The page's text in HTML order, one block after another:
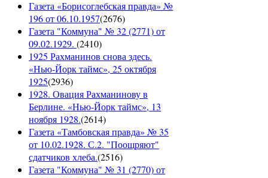
Газета «Борисоглебская правда» №
196 от 06.10.1957(2676)
Газета "Коммуна" № 32 (2771) от
09.02.1929. (2410)
1925 Рахманинов снова здесь.
«Нью-Йорк таймс», 25 октября
1925(2936)
1928. Овация Рахманинову в
Берлине. «Нью-Йорк таймс», 13
ноября 1928.(2614)
Газета «Тамбовская правда» № 35
от 10.02.1928. С.2. "Поощряют"
сдатчиков хлеба.(2516)
Газета "Коммуна" № 31 (2770) от